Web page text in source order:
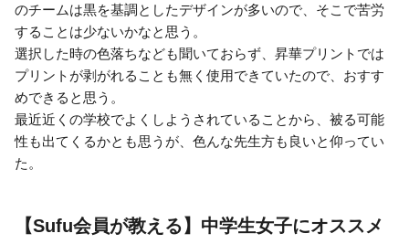
のチームは黒を基調としたデザインが多いので、そこで苦労
することは少ないかなと思う。
選択した時の色落ちなども聞いておらず、昇華プリントでは
プリントが剥がれることも無く使用できていたので、おすす
めできると思う。
最近近くの学校でよくしようされていることから、被る可能
性も出てくるかとも思うが、色んな先生方も良いと仰ってい
た。
【Sufu会員が教える】中学生女子にオススメ